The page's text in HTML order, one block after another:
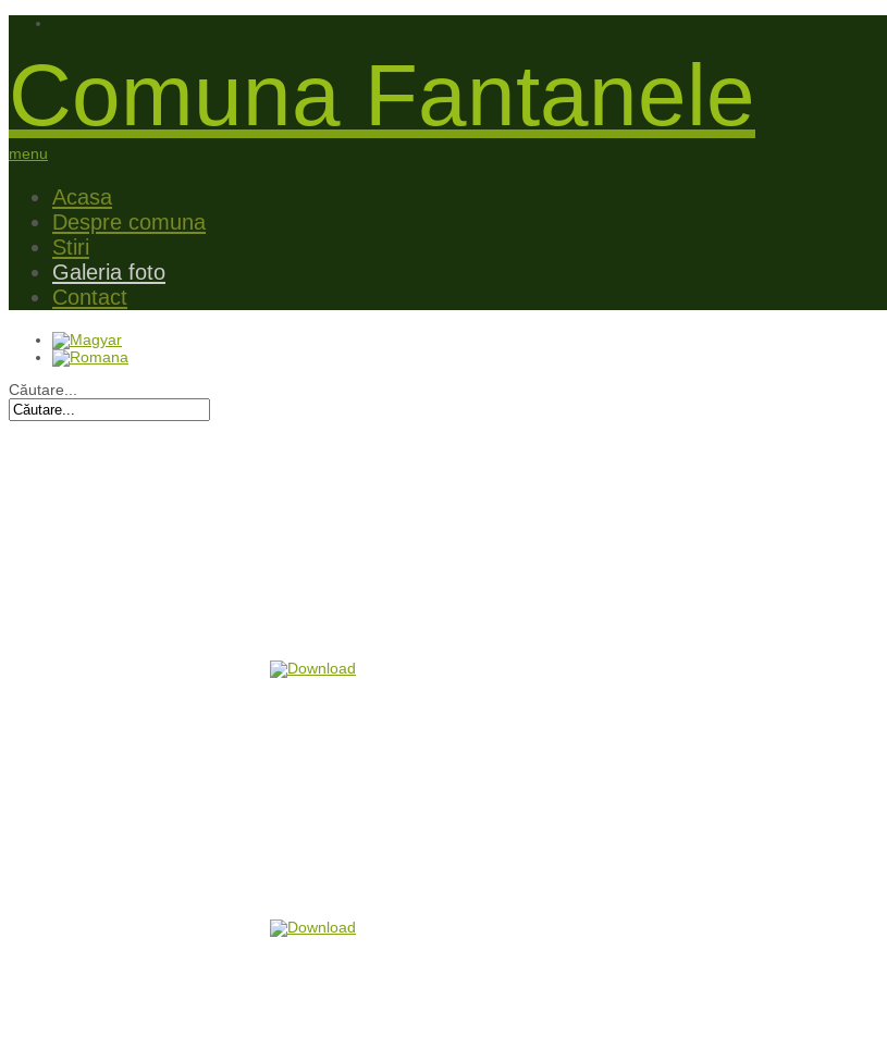
Comuna Fantanele
menu
Acasa
Despre comuna
Stiri
Galeria foto
Contact
Căutare...